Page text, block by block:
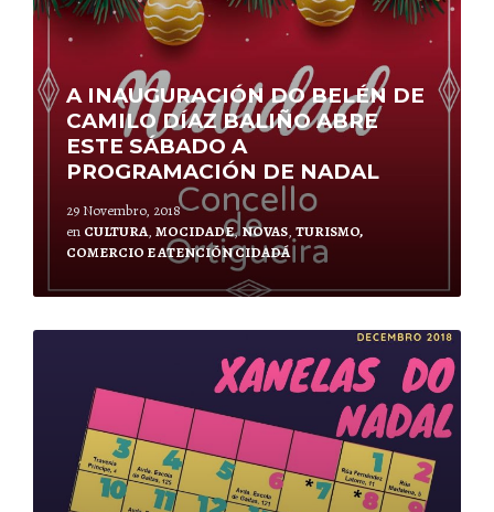
A INAUGURACIÓN DO BELÉN DE
CAMILO DÍAZ BALIÑO ABRE
ESTE SÁBADO A
PROGRAMACIÓN DE NADAL
29 Novembro, 2018
en CULTURA, MOCIDADE,NOVAS, TURISMO,
COMERCIO E ATENCIÓN CIDADÁ
Leer